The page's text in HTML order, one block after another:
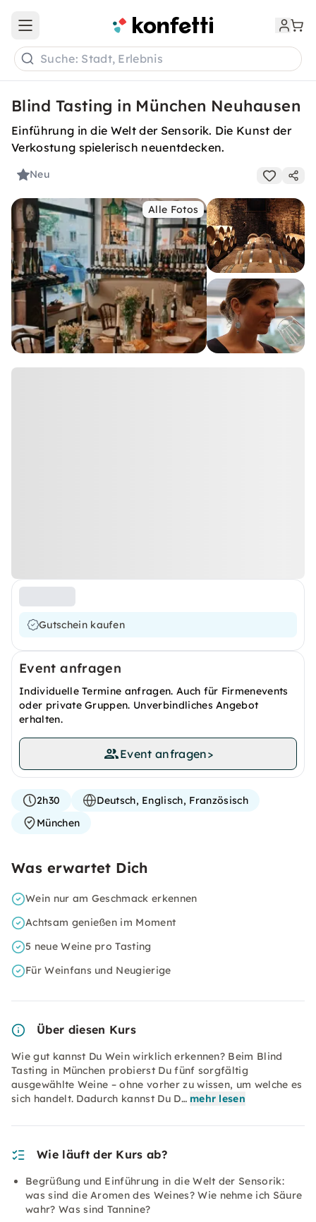
Open main menu
Suche: Stadt, Erlebnis
Blind Tasting in München Neuhausen
Einführung in die Welt der Sensorik. Die Kunst der
Verkostung spielerisch neuentdecken.
Neu
Alle Fotos
Gutschein kaufen
Event anfragen
Individuelle Termine anfragen. Auch für Firmenevents
oder private Gruppen. Unverbindliches Angebot
erhalten.
Event anfragen>
2h30
Deutsch, Englisch, Französisch
München
Was erwartet Dich
Wein nur am Geschmack erkennen
Achtsam genießen im Moment
5 neue Weine pro Tasting
Für Weinfans und Neugierige
Über diesen Kurs
Wie gut kannst Du Wein wirklich erkennen? Beim Blind
Tasting in München probierst Du fünf sorgfältig
ausgewählte Weine – ohne vorher zu wissen, um welche es
sich handelt. Dadurch kannst Du D… mehr lesen
Wie läuft der Kurs ab?
Begrüßung und Einführung in die Welt der Sensorik:
was sind die Aromen des Weines? Wie nehme ich Säure
wahr? Was sind Tannine?